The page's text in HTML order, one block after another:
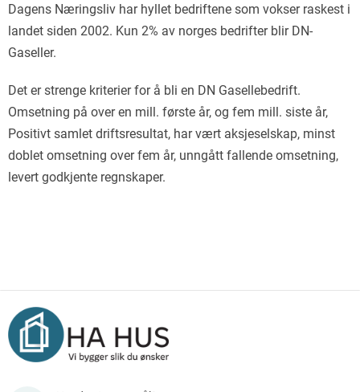
Dagens Næringsliv har hyllet bedriftene som vokser raskest i
landet siden 2002. Kun 2% av norges bedrifter blir DN-
Gaseller.
Det er strenge kriterier for å bli en DN Gasellebedrift.
Omsetning på over en mill. første år, og fem mill. siste år,
Positivt samlet driftsresultat, har vært aksjeselskap, minst
doblet omsetning over fem år, unngått fallende omsetning,
levert godkjente regnskaper.